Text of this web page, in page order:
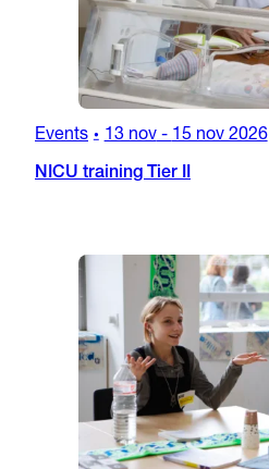
Events • 13 nov- 15 nov 2026
NICU training Tier II